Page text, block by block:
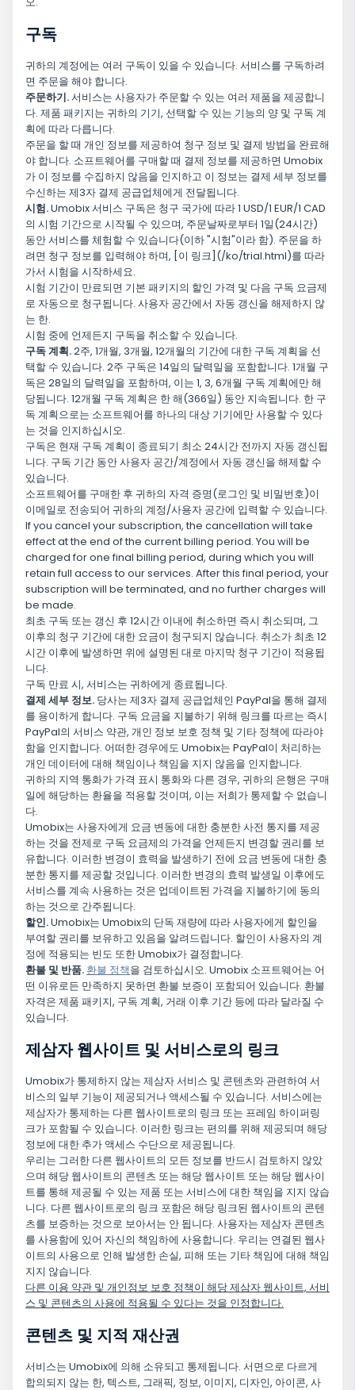
구독
귀하의 계정에는 여러 구독이 있을 수 있습니다. 서비스를 구독하려
면 주문을 해야 합니다.
주문하기.서비스는 사용자가 주문할 수 있는 여러 제품을 제공합니
다. 제품 패키지는 귀하의 기기, 선택할 수 있는 기능의 양 및 구독 계
획에 따라 다릅니다.
주문을 할 때 개인 정보를 제공하여 청구 정보 및 결제 방법을 완료해
야 합니다. 소프트웨어를 구매할 때 결제 정보를 제공하면 Umobix
가 이 정보를 수집하지 않음을 인지하고 이 정보는 결제 세부 정보를
수신하는 제3자 결제 공급업체에게 전달됩니다.
시험.Umobix 서비스 구독은 청구 국가에 따라 1 USD/1 EUR/1 CAD
의 시험 기간으로 시작될 수 있으며, 주문날짜로부터 1일(24시간)
동안 서비스를 체험할 수 있습니다(이하 "시험"이라 함). 주문을 하
려면 청구 정보를 입력해야 하며, [이 링크](/ko/trial.html)를 따라
가서 시험을 시작하세요.
시험 기간이 만료되면 기본 패키지의 할인 가격 및 다음 구독 요금제
로 자동으로 청구됩니다. 사용자 공간에서 자동 갱신을 해제하지 않
는 한.
시험 중에 언제든지 구독을 취소할 수 있습니다.
구독 계획.2주, 1개월, 3개월, 12개월의 기간에 대한 구독 계획을 선
택할 수 있습니다. 2주 구독은 14일의 달력일을 포함합니다. 1개월 구
독은 28일의 달력일을 포함하며, 이는 1, 3, 6개월 구독 계획에만 해
당됩니다. 12개월 구독 계획은 한 해(366일) 동안 지속됩니다. 한 구
독 계획으로는 소프트웨어를 하나의 대상 기기에만 사용할 수 있다
는 것을 인지하십시오.
구독은 현재 구독 계획이 종료되기 최소 24시간 전까지 자동 갱신됩
니다. 구독 기간 동안 사용자 공간/계정에서 자동 갱신을 해제할 수
있습니다.
소프트웨어를 구매한 후 귀하의 자격 증명(로그인 및 비밀번호)이
이메일로 전송되어 귀하의 계정/사용자 공간에 입력할 수 있습니다.
If you cancel your subscription, the cancellation will take
effect at the end of the current billing period. You will be
charged for one final billing period, during which you will
retain full access to our services. After this final period, your
subscription will be terminated, and no further charges will
be made.
최초 구독 또는 갱신 후 12시간 이내에 취소하면 즉시 취소되며, 그
이후의 청구 기간에 대한 요금이 청구되지 않습니다. 취소가 최초 12
시간 이후에 발생하면 위에 설명된 대로 마지막 청구 기간이 적용됩
니다.
구독 만료 시, 서비스는 귀하에게 종료됩니다.
결제 세부 정보. 당사는 제3자 결제 공급업체인 PayPal을 통해 결제
를 용이하게 합니다. 구독 요금을 지불하기 위해 링크를 따르는 즉시
PayPal의 서비스 약관, 개인 정보 보호 정책 및 기타 정책에 따라야
함을 인지합니다. 어떠한 경우에도 Umobix는 PayPal이 처리하는
개인 데이터에 대해 책임이나 책임을 지지 않음을 인지합니다.
귀하의 지역 통화가 가격 표시 통화와 다른 경우, 귀하의 은행은 구매
일에 해당하는 환율을 적용할 것이며, 이는 저희가 통제할 수 없습니
다.
Umobix는 사용자에게 요금 변동에 대한 충분한 사전 통지를 제공
하는 것을 전제로 구독 요금제의 가격을 언제든지 변경할 권리를 보
유합니다. 이러한 변경이 효력을 발생하기 전에 요금 변동에 대한 충
분한 통지를 제공할 것입니다. 이러한 변경의 효력 발생일 이후에도
서비스를 계속 사용하는 것은 업데이트된 가격을 지불하기에 동의
하는 것으로 간주됩니다.
할인.Umobix는 Umobix의 단독 재량에 따라 사용자에게 할인을
부여할 권리를 보유하고 있음을 알려드립니다. 할인이 사용자의 계
정에 적용되는 빈도 또한 Umobix가 결정합니다.
환불 및 반품. 환불 정책을 검토하십시오. Umobix 소프트웨어는 어
떤 이유로든 만족하지 못하면 환불 보증이 포함되어 있습니다. 환불
자격은 제품 패키지, 구독 계획, 거래 이후 기간 등에 따라 달라질 수
있습니다.
제삼자 웹사이트 및 서비스로의 링크
Umobix가 통제하지 않는 제삼자 서비스 및 콘텐츠와 관련하여 서
비스의 일부 기능이 제공되거나 액세스될 수 있습니다. 서비스에는
제삼자가 통제하는 다른 웹사이트로의 링크 또는 프레임 하이퍼링
크가 포함될 수 있습니다. 이러한 링크는 편의를 위해 제공되며 해당
정보에 대한 추가 액세스 수단으로 제공됩니다.
우리는 그러한 다른 웹사이트의 모든 정보를 반드시 검토하지 않았
으며 해당 웹사이트의 콘텐츠 또는 해당 웹사이트 또는 해당 웹사이
트를 통해 제공될 수 있는 제품 또는 서비스에 대한 책임을 지지 않습
니다. 다른 웹사이트로의 링크 포함은 해당 링크된 웹사이트의 콘텐
츠를 보증하는 것으로 보아서는 안 됩니다. 사용자는 제삼자 콘텐츠
를 사용함에 있어 자신의 책임하에 사용합니다. 우리는 연결된 웹사
이트의 사용으로 인해 발생한 손실, 피해 또는 기타 책임에 대해 책임
지지 않습니다.
다른 이용 약관 및 개인정보 보호 정책이 해당 제삼자 웹사이트, 서비
스 및 콘텐츠의 사용에 적용될 수 있다는 것을 인정합니다.
콘텐츠 및 지적 재산권
서비스는 Umobix에 의해 소유되고 통제됩니다. 서면으로 다르게
합의되지 않는 한, 텍스트, 그래픽, 정보, 이미지, 디자인, 아이콘, 사